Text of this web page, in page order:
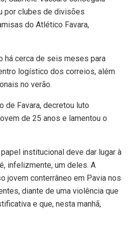
por clubes de divisões
do Atlético Favara,
há cerca de seis meses para
logístico dos correios, além
no verão.
de Favara, decretou luto
de 25 anos e lamentou o
institucional deve dar lugar à
infelizmente, um deles. A
jovem conterrâneo em Pavia nos
diante de uma violência que
e que, nesta manhã,